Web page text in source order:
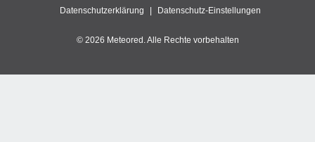
Datenschutzerklärung Datenschutz-Einstellungen
© 2026 Meteored. Alle Rechte vorbehalten